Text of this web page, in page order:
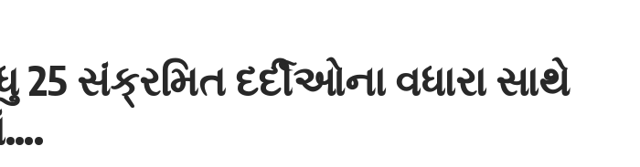
સંક્રમિત દર્દીઓના વધારા સાથે